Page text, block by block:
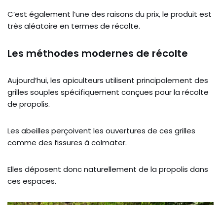
C’est également l’une des raisons du prix, le produit est
très aléatoire en termes de récolte.
Les méthodes modernes de récolte
Aujourd’hui, les apiculteurs utilisent principalement des
grilles souples spécifiquement conçues pour la récolte
de propolis.
Les abeilles perçoivent les ouvertures de ces grilles
comme des fissures à colmater.
Elles déposent donc naturellement de la propolis dans
ces espaces.